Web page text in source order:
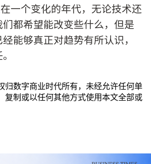
一个变化的年代，无论技术还
都希望能改变些什么，但是
能够真正对趋势有所认识，
归数字商业时代所有，未经允许任何单
复制或以任何其他方式使用本文全部或